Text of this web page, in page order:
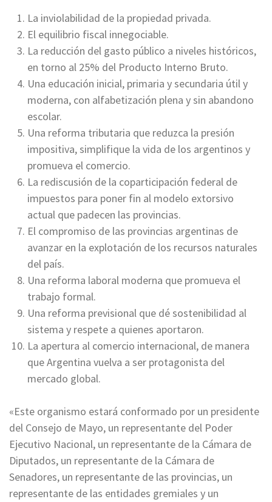
La inviolabilidad de la propiedad privada.
El equilibrio fiscal innegociable.
La reducción del gasto público a niveles históricos,
en torno al 25% del Producto Interno Bruto.
Una educación inicial, primaria y secundaria útil y
moderna, con alfabetización plena y sin abandono
escolar.
Una reforma tributaria que reduzca la presión
impositiva, simplifique la vida de los argentinos y
promueva el comercio.
La rediscusión de la coparticipación federal de
impuestos para poner fin al modelo extorsivo
actual que padecen las provincias.
El compromiso de las provincias argentinas de
avanzar en la explotación de los recursos naturales
del país.
Una reforma laboral moderna que promueva el
trabajo formal.
Una reforma previsional que dé sostenibilidad al
sistema y respete a quienes aportaron.
La apertura al comercio internacional, de manera
que Argentina vuelva a ser protagonista del
mercado global.
«Este organismo estará conformado por un presidente
del Consejo de Mayo, un representante del Poder
Ejecutivo Nacional, un representante de la Cámara de
Diputados, un representante de la Cámara de
Senadores, un representante de las provincias, un
representante de las entidades gremiales y un